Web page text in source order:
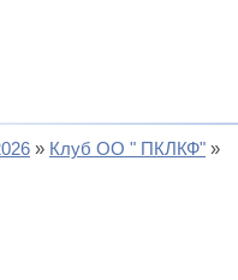
Клуб ОО " ПКЛКФ"